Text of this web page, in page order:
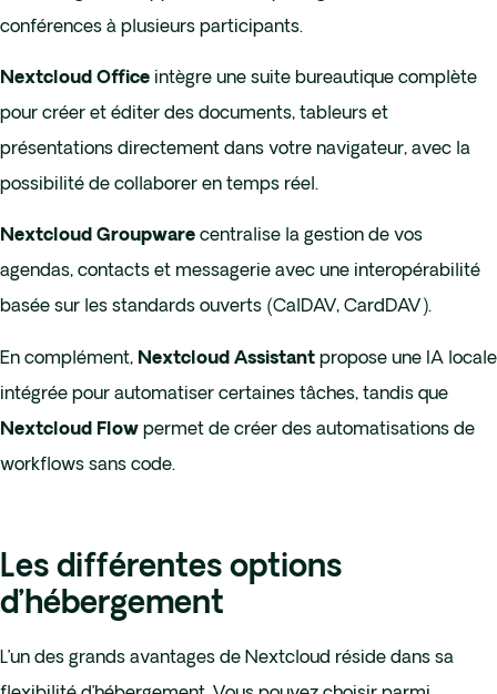
conférences à plusieurs participants.
Nextcloud Office intègre une suite bureautique complète
pour créer et éditer des documents, tableurs et
présentations directement dans votre navigateur, avec la
possibilité de collaborer en temps réel.
Nextcloud Groupware centralise la gestion de vos
agendas, contacts et messagerie avec une interopérabilité
basée sur les standards ouverts (CalDAV, CardDAV).
En complément, Nextcloud Assistant propose une IA locale
intégrée pour automatiser certaines tâches, tandis que
Nextcloud Flow permet de créer des automatisations de
workflows sans code.
Les différentes options
d’hébergement
L’un des grands avantages de Nextcloud réside dans sa